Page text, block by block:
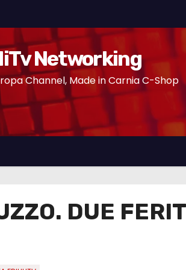
Networking
Channel, Made in Carnia C-Shop
DUE